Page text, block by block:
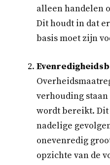
alleen handelen
Dit houdt in dat
basis moet zijn
verhouding
wordt bereikt. Dit
nadelige
onevenredig
opzichte van de